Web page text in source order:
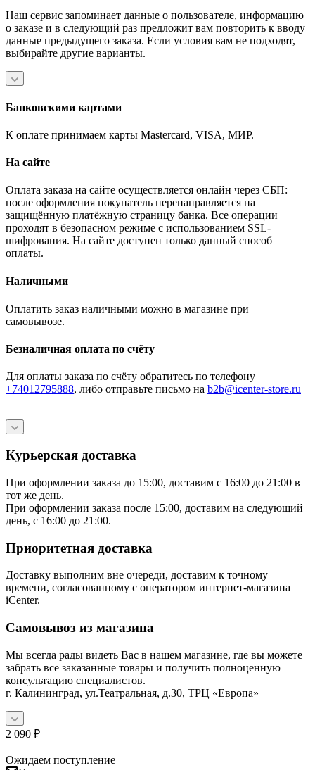
Наш сервис запоминает данные о пользователе, информацию
о заказе и в следующий раз предложит вам повторить к вводу
данные предыдущего заказа. Если условия вам не подходят,
выбирайте другие варианты.
Банковскими картами
К оплате принимаем карты Mastercard, VISA, МИР.
На сайте
Оплата заказа на сайте осуществляется онлайн через СБП:
после оформления покупатель перенаправляется на
защищённую платёжную страницу банка. Все операции
проходят в безопасном режиме с использованием SSL-
шифрования. На сайте доступен только данный способ
оплаты.
Наличными
Оплатить заказ наличными можно в магазине при
самовывозе.
Безналичная оплата по счёту
Для оплаты заказа по счёту обратитесь по телефону
+74012795888, либо отправьте письмо на b2b@icenter-store.ru
Курьерская доставка
При оформлении заказа до 15:00, доставим с 16:00 до 21:00 в
тот же день.
При оформлении заказа после 15:00, доставим на следующий
день, с 16:00 до 21:00.
Приоритетная доставка
Доставку выполним вне очереди, доставим к точному
времени, согласованному с оператором интернет-магазина
iCenter.
Самовывоз из магазина
Мы всегда рады видеть Вас в нашем магазине, где вы можете
забрать все заказанные товары и получить полноценную
консультацию специалистов.
г. Калининград, ул.Театральная, д.30, ТРЦ «Европа»
2 090 ₽
Ожидаем поступление